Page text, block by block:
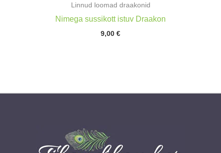
Linnud loomad draakonid
Nimega sussikott istuv Draakon
9,00 €